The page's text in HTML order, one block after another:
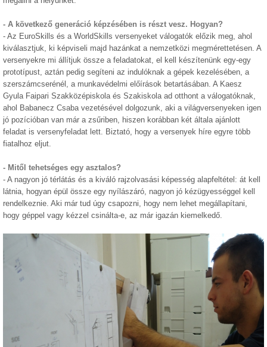
- A következő generáció képzésében is részt vesz. Hogyan?
- Az EuroSkills és a WorldSkills versenyeket válogatók előzik meg, ahol
kiválasztjuk, ki képviseli majd hazánkat a nemzetközi megmérettetésen. A
versenyekre mi állítjuk össze a feladatokat, el kell készítenünk egy-egy
prototípust, aztán pedig segíteni az indulóknak a gépek kezelésében, a
szerszámcserénél, a munkavédelmi előírások betartásában. A Kaesz
Gyula Faipari Szakközépiskola és Szakiskola ad otthont a válogatóknak,
ahol Babanecz Csaba vezetésével dolgozunk, aki a világversenyeken igen
jó pozícióban van már a zsűriben, hiszen korábban két általa ajánlott
feladat is versenyfeladat lett. Biztató, hogy a versenyek híre egyre több
fiatalhoz eljut.
- Mitől tehetséges egy asztalos?
- A nagyon jó térlátás és a kiváló rajzolvasási képesség alapfeltétel: át kell
látnia, hogyan épül össze egy nyílászáró, nagyon jó kézügyességgel kell
rendelkeznie. Aki már tud úgy csapozni, hogy nem lehet megállapítani,
hogy géppel vagy kézzel csinálta-e, az már igazán kiemelkedő.